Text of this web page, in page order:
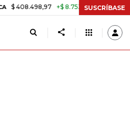
+$ 8.753,81 +2,19% TASA DE
SUSCRÍBASE